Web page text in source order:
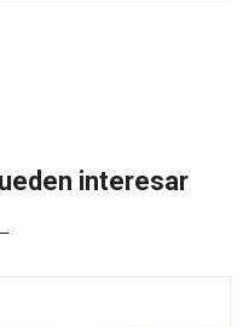
interesar